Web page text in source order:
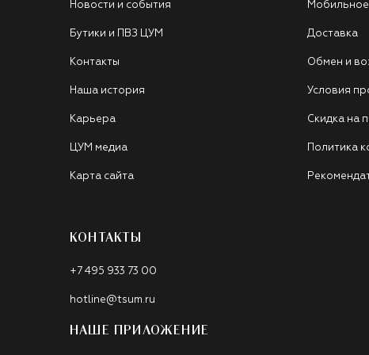
Новости и события
Бутики и ПВЗ ЦУМ
Контакты
Наша история
Карьера
ЦУМ медиа
Карта сайта
Доставка
Обмен и
Условия
Скидка на
Политика
КОНТАКТЫ
+7 495 933 73 00
hotline@tsum.ru
НАШЕ ПРИЛОЖЕНИЕ